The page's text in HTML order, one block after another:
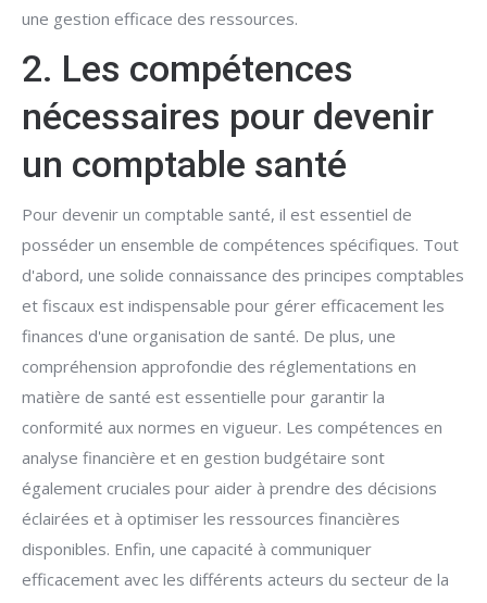
une gestion efficace des ressources.
2. Les compétences
nécessaires pour devenir
un comptable santé
Pour devenir un comptable santé, il est essentiel de
posséder un ensemble de compétences spécifiques. Tout
d'abord, une solide connaissance des principes comptables
et fiscaux est indispensable pour gérer efficacement les
finances d'une organisation de santé. De plus, une
compréhension approfondie des réglementations en
matière de santé est essentielle pour garantir la
conformité aux normes en vigueur. Les compétences en
analyse financière et en gestion budgétaire sont
également cruciales pour aider à prendre des décisions
éclairées et à optimiser les ressources financières
disponibles. Enfin, une capacité à communiquer
efficacement avec les différents acteurs du secteur de la